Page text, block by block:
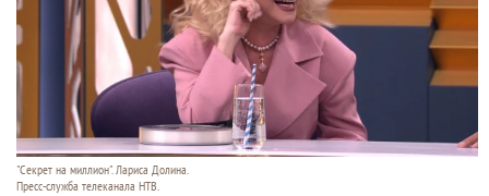
"Секрет на миллион". Лариса Долина.
Пресс-служба телеканала НТВ.